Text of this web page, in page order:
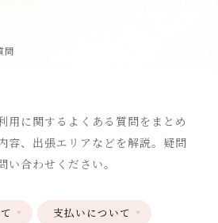
問
用に関するよくある質問をまとめ
容、出張エリアなどを解説。疑問
い合わせください。
支払いについて